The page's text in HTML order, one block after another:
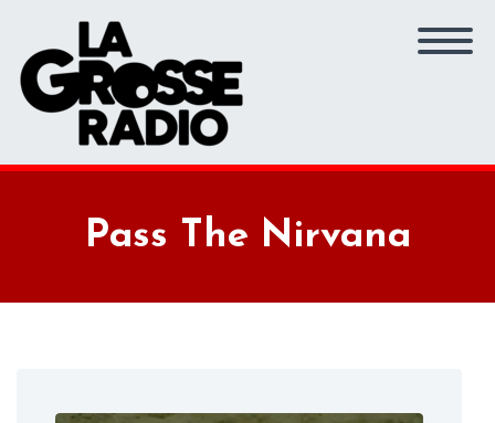
Pass The Nirvana